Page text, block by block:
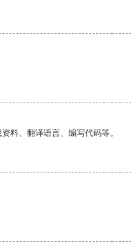
料、翻译语言、编写代码等。